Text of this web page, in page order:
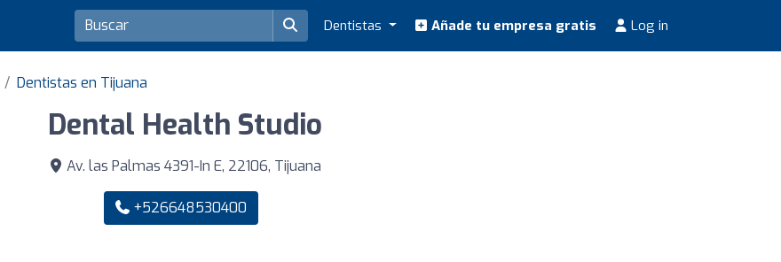
Dentistas Añade tu empresa gratis Log in
Dentistas en Tijuana
Dental Health Studio
Av. las Palmas 4391-In E, 22106, Tijuana
+526648530400